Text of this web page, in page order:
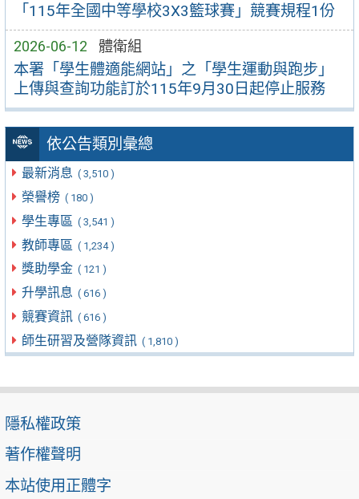
「115年全國中等學校3X3籃球賽」競賽規程1份
2026-06-12 體衛組
本署「學生體適能網站」之「學生運動與跑步」
上傳與查詢功能訂於115年9月30日起停止服務
依公告類別彙總
最新消息 ( 3,510 )
榮譽榜 ( 180 )
學生專區 ( 3,541 )
教師專區 ( 1,234 )
獎助學金 ( 121 )
升學訊息 ( 616 )
競賽資訊 ( 616 )
師生研習及營隊資訊 ( 1,810 )
隱私權政策
著作權聲明
本站使用正體字